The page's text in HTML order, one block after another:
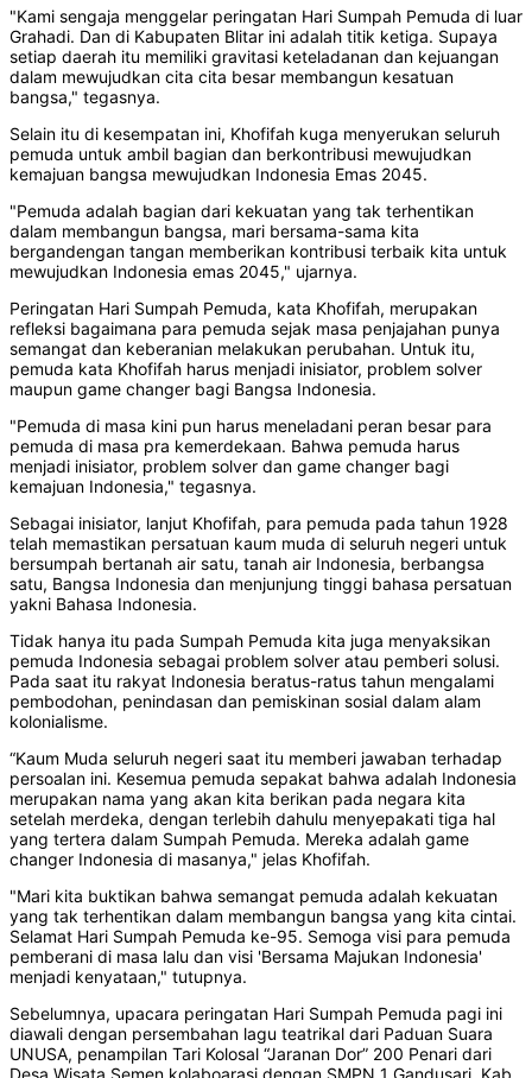
"Kami sengaja menggelar peringatan Hari Sumpah Pemuda di luar
Grahadi. Dan di Kabupaten Blitar ini adalah titik ketiga. Supaya
setiap daerah itu memiliki gravitasi keteladanan dan kejuangan
dalam mewujudkan cita cita besar membangun kesatuan
bangsa," tegasnya.
Selain itu di kesempatan ini, Khofifah kuga menyerukan seluruh
pemuda untuk ambil bagian dan berkontribusi mewujudkan
kemajuan bangsa mewujudkan Indonesia Emas 2045.
"Pemuda adalah bagian dari kekuatan yang tak terhentikan
dalam membangun bangsa, mari bersama-sama kita
bergandengan tangan memberikan kontribusi terbaik kita untuk
mewujudkan Indonesia emas 2045," ujarnya.
Peringatan Hari Sumpah Pemuda, kata Khofifah, merupakan
refleksi bagaimana para pemuda sejak masa penjajahan punya
semangat dan keberanian melakukan perubahan. Untuk itu,
pemuda kata Khofifah harus menjadi inisiator, problem solver
maupun game changer bagi Bangsa Indonesia.
"Pemuda di masa kini pun harus meneladani peran besar para
pemuda di masa pra kemerdekaan. Bahwa pemuda harus
menjadi inisiator, problem solver dan game changer bagi
kemajuan Indonesia," tegasnya.
Sebagai inisiator, lanjut Khofifah, para pemuda pada tahun 1928
telah memastikan persatuan kaum muda di seluruh negeri untuk
bersumpah bertanah air satu, tanah air Indonesia, berbangsa
satu, Bangsa Indonesia dan menjunjung tinggi bahasa persatuan
yakni Bahasa Indonesia.
Tidak hanya itu pada Sumpah Pemuda kita juga menyaksikan
pemuda Indonesia sebagai problem solver atau pemberi solusi.
Pada saat itu rakyat Indonesia beratus-ratus tahun mengalami
pembodohan, penindasan dan pemiskinan sosial dalam alam
kolonialisme.
“Kaum Muda seluruh negeri saat itu memberi jawaban terhadap
persoalan ini. Kesemua pemuda sepakat bahwa adalah Indonesia
merupakan nama yang akan kita berikan pada negara kita
setelah merdeka, dengan terlebih dahulu menyepakati tiga hal
yang tertera dalam Sumpah Pemuda. Mereka adalah game
changer Indonesia di masanya," jelas Khofifah.
"Mari kita buktikan bahwa semangat pemuda adalah kekuatan
yang tak terhentikan dalam membangun bangsa yang kita cintai.
Selamat Hari Sumpah Pemuda ke-95. Semoga visi para pemuda
pemberani di masa lalu dan visi 'Bersama Majukan Indonesia'
menjadi kenyataan," tutupnya.
Sebelumnya, upacara peringatan Hari Sumpah Pemuda pagi ini
diawali dengan persembahan lagu teatrikal dari Paduan Suara
UNUSA, penampilan Tari Kolosal “Jaranan Dor” 200 Penari dari